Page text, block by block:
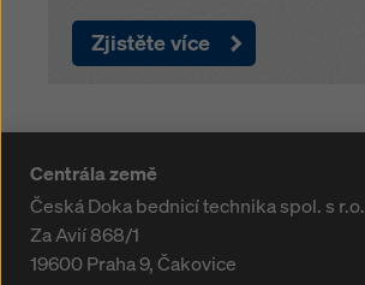
Zjistěte více
Centrála země
Česká Doka bednicí technika spol. s r.o.
Za Avií 868/1
19600Praha 9, Čakovice